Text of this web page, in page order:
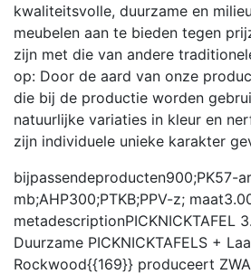
kwaliteitsvolle, duurzame en
meubelen aan te bieden tegen
zijn met die van andere
op: Door de aard van onze
die bij de productie worden
natuurlijke variaties in kleur en
zijn individuele unieke karakter
bijpassendeproducten900;PK57-
mb;AHP300;PTKB;PPV-z; maat
metadescriptionPICKNICKTAFEL
Duurzame PICKNICKTAFELS +
Rockwood{{169}} produceert